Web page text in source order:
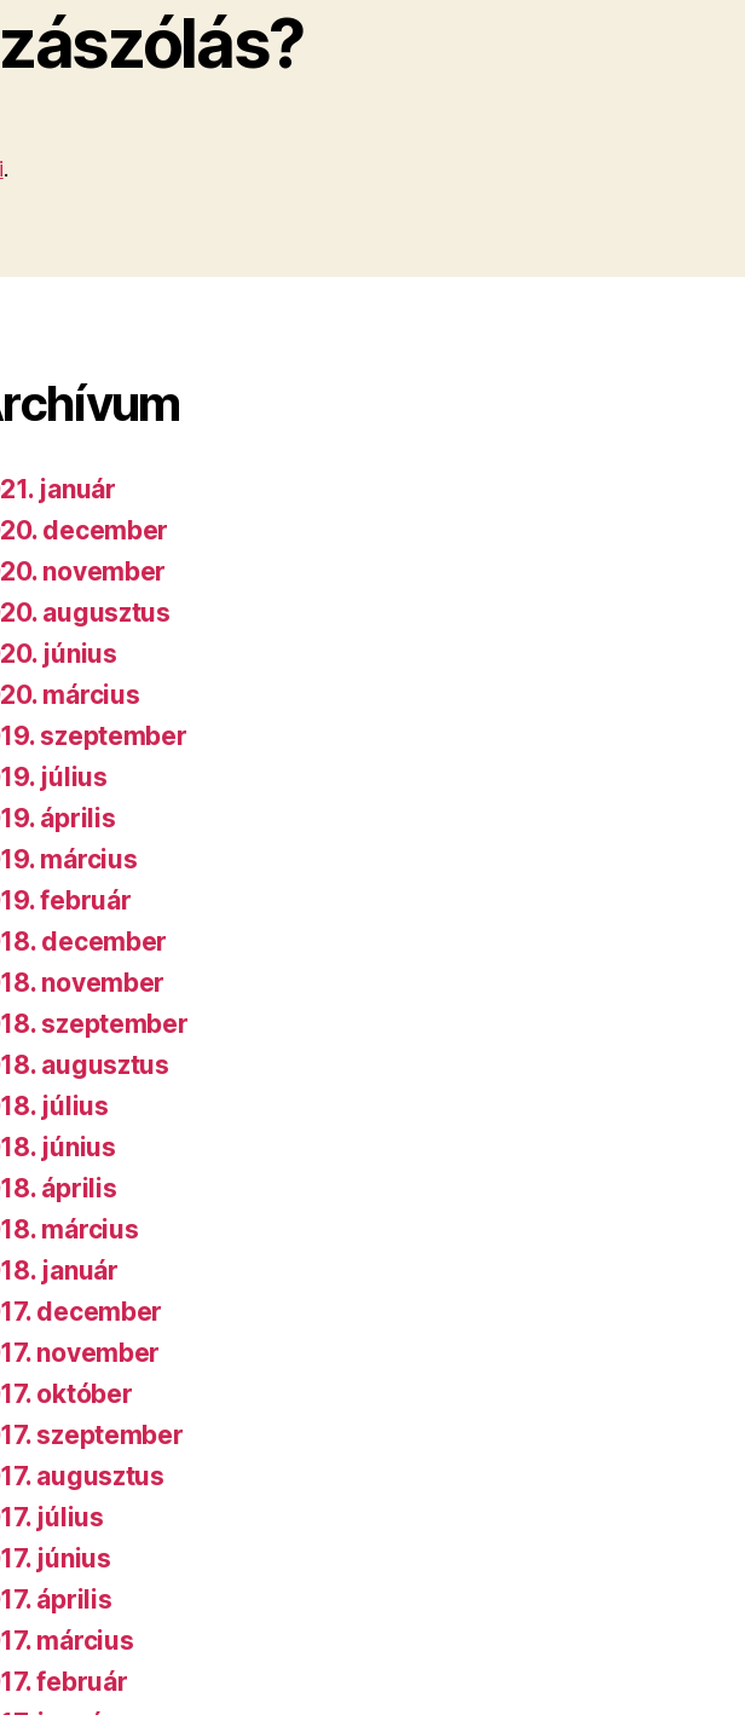
.
január
december
november
augusztus
június
március
szeptember
július
április
március
február
december
november
szeptember
augusztus
július
június
április
március
január
december
november
október
szeptember
augusztus
július
június
április
március
február